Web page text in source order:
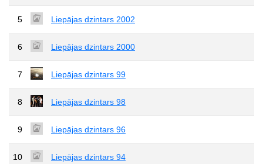
5 Liepājas dzintars 2002
6 Liepājas dzintars 2000
7 Liepājas dzintars 99
8 Liepājas dzintars 98
9 Liepājas dzintars 96
10 Liepājas dzintars 94